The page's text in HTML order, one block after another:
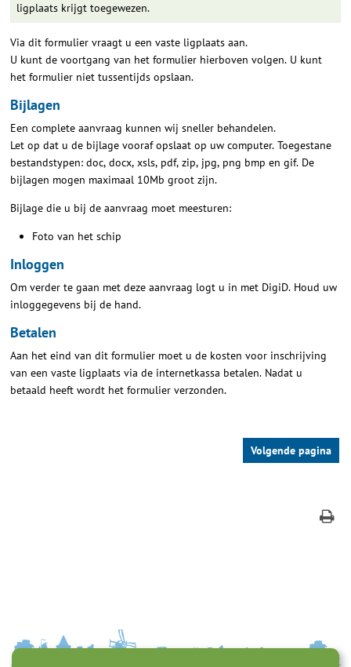
ligplaats krijgt toegewezen.
Via dit formulier vraagt u een vaste ligplaats aan.
U kunt de voortgang van het formulier hierboven volgen. U kunt
het formulier niet tussentijds opslaan.
Bijlagen
Een complete aanvraag kunnen wij sneller behandelen.
Let op dat u de bijlage vooraf opslaat op uw computer. Toegestane
bestandstypen: doc, docx, xsls, pdf, zip, jpg, png bmp en gif. De
bijlagen mogen maximaal 10Mb groot zijn.
Bijlage die u bij de aanvraag moet meesturen:
Foto van het schip
Inloggen
Om verder te gaan met deze aanvraag logt u in met DigiD. Houd uw
inloggegevens bij de hand.
Betalen
Aan het eind van dit formulier moet u de kosten voor inschrijving
van een vaste ligplaats via de internetkassa betalen. Nadat u
betaald heeft wordt het formulier verzonden.